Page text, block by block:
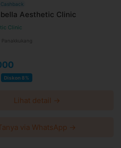
Aesthetic Clinic
Clinic
Panakkukang
Diskon 8%
Lihat detail →
via WhatsApp →